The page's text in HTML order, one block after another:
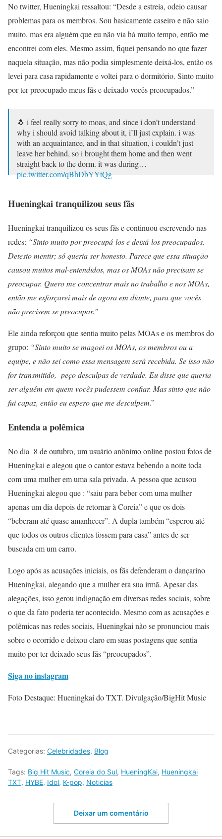
No twitter, Hueningkai ressaltou: “Desde a estreia, odeio causar
problemas para os membros. Sou basicamente caseiro e não saio
muito, mas era alguém que eu não via há muito tempo, então me
encontrei com eles. Mesmo assim, fiquei pensando no que fazer
naquela situação, mas não podia simplesmente deixá-los, então os
levei para casa rapidamente e voltei para o dormitório. Sinto muito
por ter preocupado meus fãs e deixado vocês preocupados.”
🐧 i feel really sorry to moas, and since i don’t understand
why i should avoid talking about it, i’ll just explain. i was
with an acquaintance, and in that situation, i couldn’t just
leave her behind, so i brought them home and then went
straight back to the dorm. it was during…
pic.twitter.com/qBhDbYYtQg
Hueningkai tranquilizou seus fãs
Hueningkai tranquilizou os seus fãs e continuou escrevendo nas
redes: “Sinto muito por preocupá-los e deixá-los preocupados.
Detesto mentir; só queria ser honesto. Parece que essa situação
causou muitos mal-entendidos, mas os MOAs não precisam se
preocupar. Quero me concentrar mais no trabalho e nos MOAs,
então me esforçarei mais de agora em diante, para que vocês
não precisem se preocupar.”
Ele ainda reforçou que sentia muito pelas MOAs e os membros do
grupo: “Sinto muito se magoei os MOAs, os membros ou a
equipe, e não sei como essa mensagem será recebida. Se isso não
for transmitido, peço desculpas de verdade. Eu disse que queria
ser alguém em quem vocês pudessem confiar. Mas sinto que não
fui capaz, então eu espero que me desculpem.”
Entenda a polêmica
No dia 8 de outubro, um usuário anônimo online postou fotos de
Hueningkai e alegou que o cantor estava bebendo a noite toda
com uma mulher em uma sala privada. A pessoa que acusou
Hueningkai alegou que : “saiu para beber com uma mulher
apenas um dia depois de retornar à Coreia” e que os dois
“beberam até quase amanhecer”. A dupla também “esperou até
que todos os outros clientes fossem para casa” antes de ser
buscada em um carro.
Logo após as acusações iniciais, os fãs defenderam o dançarino
Hueningkai, alegando que a mulher era sua irmã. Apesar das
alegações, isso gerou indignação em diversas redes sociais, sobre
o que da fato poderia ter acontecido. Mesmo com as acusações e
polêmicas nas redes sociais, Hueningkai não se pronunciou mais
sobre o ocorrido e deixou claro em suas postagens que sentia
muito por ter deixado seus fãs “preocupados”.
Siga no instagram
Foto Destaque: Hueningkai do TXT. Divulgação/BigHit Music
Categorias: Celebridades, Blog
Tags: Big Hit Music, Coreia do Sul, HueningKai, Hueningkai
TXT, HYBE, Idol, K-pop, Noticias
Deixar um comentário